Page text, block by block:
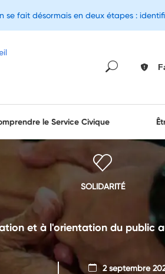
le Service Civique
SOLIDARITÉ
et à l'orientation du public
2 septembre
se fait désormais en deux étapes :